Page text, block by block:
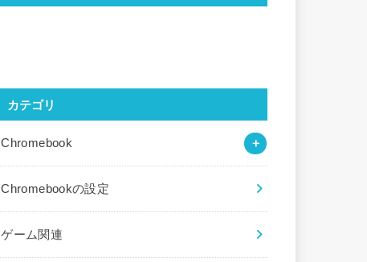
カテゴリ
Chromebook
Chromebookの設定
ゲーム関連